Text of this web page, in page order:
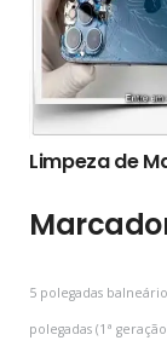
Limpeza de
5 polegadas
polegadas (1ª